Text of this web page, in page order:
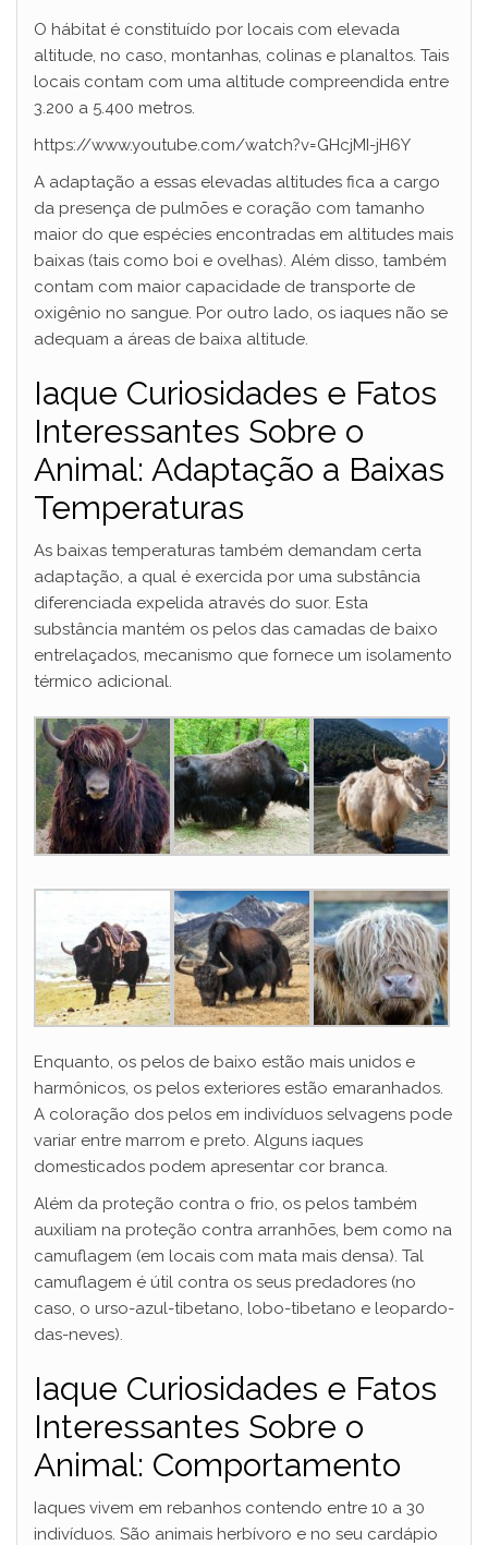
O hábitat é constituído por locais com elevada
altitude, no caso, montanhas, colinas e planaltos. Tais
locais contam com uma altitude compreendida entre
3.200 a 5.400 metros.
https://www.youtube.com/watch?v=GHcjMI-jH6Y
A adaptação a essas elevadas altitudes fica a cargo
da presença de pulmões e coração com tamanho
maior do que espécies encontradas em altitudes mais
baixas (tais como boi e ovelhas). Além disso, também
contam com maior capacidade de transporte de
oxigênio no sangue. Por outro lado, os iaques não se
adequam a áreas de baixa altitude.
Iaque Curiosidades e Fatos
Interessantes Sobre o
Animal: Adaptação a Baixas
Temperaturas
As baixas temperaturas também demandam certa
adaptação, a qual é exercida por uma substância
diferenciada expelida através do suor. Esta
substância mantém os pelos das camadas de baixo
entrelaçados, mecanismo que fornece um isolamento
térmico adicional.
Enquanto, os pelos de baixo estão mais unidos e
harmônicos, os pelos exteriores estão emaranhados.
A coloração dos pelos em indivíduos selvagens pode
variar entre marrom e preto. Alguns iaques
domesticados podem apresentar cor branca.
Além da proteção contra o frio, os pelos também
auxiliam na proteção contra arranhões, bem como na
camuflagem (em locais com mata mais densa). Tal
camuflagem é útil contra os seus predadores (no
caso, o urso-azul-tibetano, lobo-tibetano e leopardo-
das-neves).
Iaque Curiosidades e Fatos
Interessantes Sobre o
Animal: Comportamento
Iaques vivem em rebanhos contendo entre 10 a 30
indivíduos. São animais herbívoro e no seu cardápio